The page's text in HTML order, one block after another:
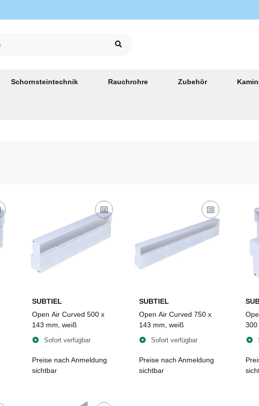
Schornsteintechnik Rauchrohre Zubehör
SUBTIEL
Open Air Curved 500 x
143 mm, weiß
Sofort verfügbar
Preise nach Anmeldung
sichtbar
SUBTIEL
Open Air Curved 750 x
143 mm, weiß
Sofort verfügbar
Preise nach Anmeldung
sichtbar
300